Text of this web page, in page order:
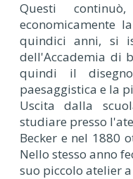
Questi
economicamente
quindici anni, si
dell'Accademia di
quindi il
paesaggistica e la
Uscita dalla
studiare presso
Becker e nel 1880
Nello stesso anno
suo piccolo atelier